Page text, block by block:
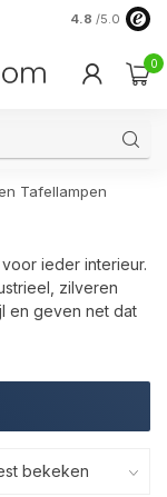
4.8 /5.0
0
Tafellampen
ieder interieur.
zilveren
en geven net dat